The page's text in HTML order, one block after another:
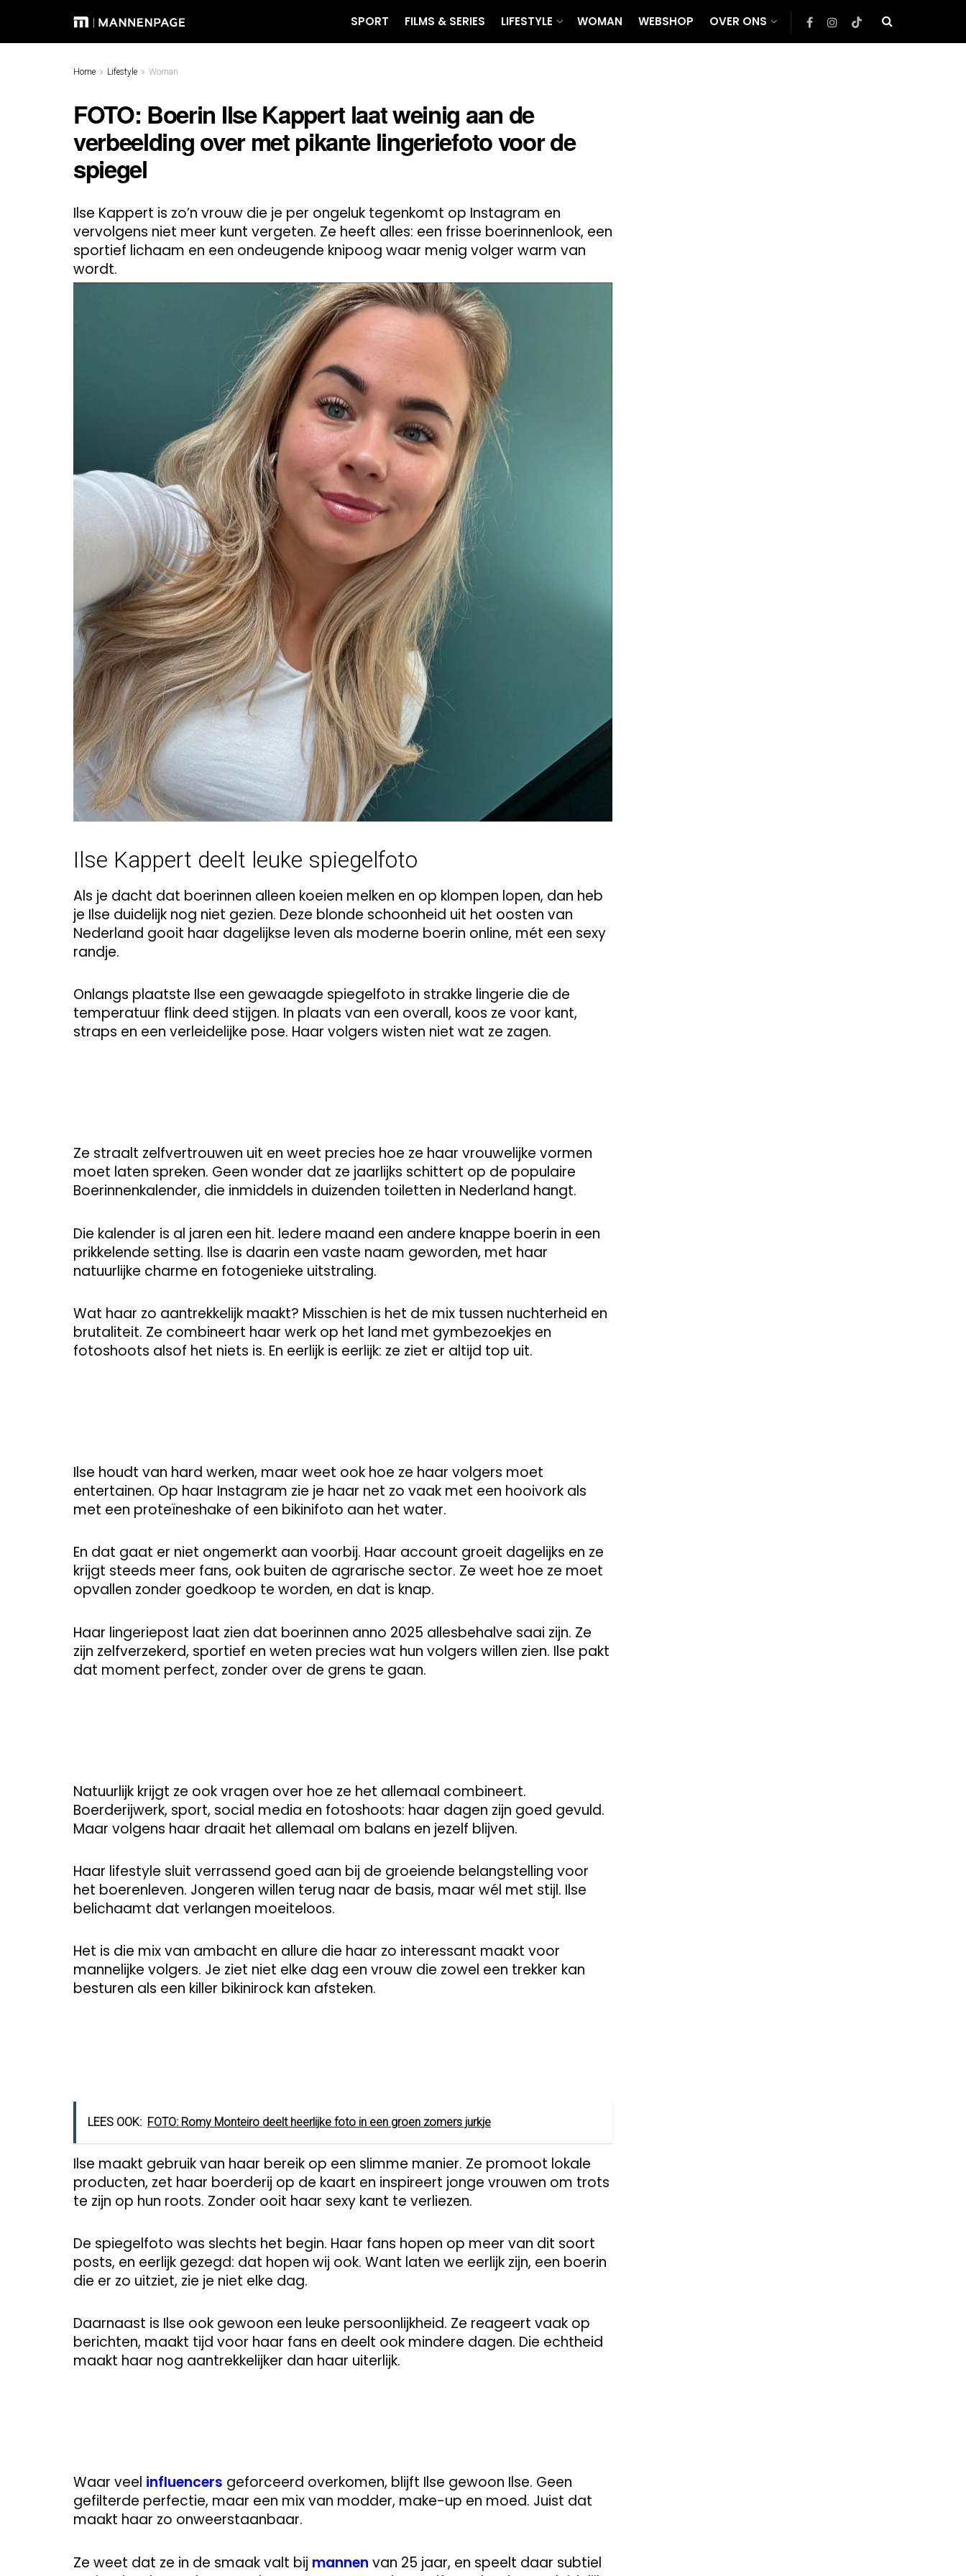
SPORT FILMS & SERIES LIFESTYLE WOMAN WEBSHOP OVER ONS
Home Lifestyle Woman
FOTO: Boerin Ilse Kappert laat weinig aan de
verbeelding over met pikante lingeriefoto voor de
spiegel
Ilse Kappert is zo’n vrouw die je per ongeluk tegenkomt op Instagram en
vervolgens niet meer kunt vergeten. Ze heeft alles: een frisse boerinnenlook, een
sportief lichaam en een ondeugende knipoog waar menig volger warm van
wordt.
Ilse Kappert deelt leuke spiegelfoto
Als je dacht dat boerinnen alleen koeien melken en op klompen lopen, dan heb
je Ilse duidelijk nog niet gezien. Deze blonde schoonheid uit het oosten van
Nederland gooit haar dagelijkse leven als moderne boerin online, mét een sexy
randje.
Onlangs plaatste Ilse een gewaagde spiegelfoto in strakke lingerie die de
temperatuur flink deed stijgen. In plaats van een overall, koos ze voor kant,
straps en een verleidelijke pose. Haar volgers wisten niet wat ze zagen.
Ze straalt zelfvertrouwen uit en weet precies hoe ze haar vrouwelijke vormen
moet laten spreken. Geen wonder dat ze jaarlijks schittert op de populaire
Boerinnenkalender, die inmiddels in duizenden toiletten in Nederland hangt.
Die kalender is al jaren een hit. Iedere maand een andere knappe boerin in een
prikkelende setting. Ilse is daarin een vaste naam geworden, met haar
natuurlijke charme en fotogenieke uitstraling.
Wat haar zo aantrekkelijk maakt? Misschien is het de mix tussen nuchterheid en
brutaliteit. Ze combineert haar werk op het land met gymbezoekjes en
fotoshoots alsof het niets is. En eerlijk is eerlijk: ze ziet er altijd top uit.
Ilse houdt van hard werken, maar weet ook hoe ze haar volgers moet
entertainen. Op haar Instagram zie je haar net zo vaak met een hooivork als
met een proteïneshake of een bikinifoto aan het water.
En dat gaat er niet ongemerkt aan voorbij. Haar account groeit dagelijks en ze
krijgt steeds meer fans, ook buiten de agrarische sector. Ze weet hoe ze moet
opvallen zonder goedkoop te worden, en dat is knap.
Haar lingeriepost laat zien dat boerinnen anno 2025 allesbehalve saai zijn. Ze
zijn zelfverzekerd, sportief en weten precies wat hun volgers willen zien. Ilse pakt
dat moment perfect, zonder over de grens te gaan.
Natuurlijk krijgt ze ook vragen over hoe ze het allemaal combineert.
Boerderijwerk, sport, social media en fotoshoots: haar dagen zijn goed gevuld.
Maar volgens haar draait het allemaal om balans en jezelf blijven.
Haar lifestyle sluit verrassend goed aan bij de groeiende belangstelling voor
het boerenleven. Jongeren willen terug naar de basis, maar wél met stijl. Ilse
belichaamt dat verlangen moeiteloos.
Het is die mix van ambacht en allure die haar zo interessant maakt voor
mannelijke volgers. Je ziet niet elke dag een vrouw die zowel een trekker kan
besturen als een killer bikinirock kan afsteken.
LEES OOK: FOTO: Romy Monteiro deelt heerlijke foto in een groen zomers jurkje
Ilse maakt gebruik van haar bereik op een slimme manier. Ze promoot lokale
producten, zet haar boerderij op de kaart en inspireert jonge vrouwen om trots
te zijn op hun roots. Zonder ooit haar sexy kant te verliezen.
De spiegelfoto was slechts het begin. Haar fans hopen op meer van dit soort
posts, en eerlijk gezegd: dat hopen wij ook. Want laten we eerlijk zijn, een boerin
die er zo uitziet, zie je niet elke dag.
Daarnaast is Ilse ook gewoon een leuke persoonlijkheid. Ze reageert vaak op
berichten, maakt tijd voor haar fans en deelt ook mindere dagen. Die echtheid
maakt haar nog aantrekkelijker dan haar uiterlijk.
Waar veel influencers geforceerd overkomen, blijft Ilse gewoon Ilse. Geen
gefilterde perfectie, maar een mix van modder, make-up en moed. Juist dat
maakt haar zo onweerstaanbaar.
Ze weet dat ze in de smaak valt bij mannen van 25 jaar, en speelt daar subtiel